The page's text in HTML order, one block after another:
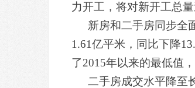
力开工，将对新开工总量
新房和二手房同步全
1.61亿平米，同比下降
了2015年以来的最低值
二手房成交水平降至